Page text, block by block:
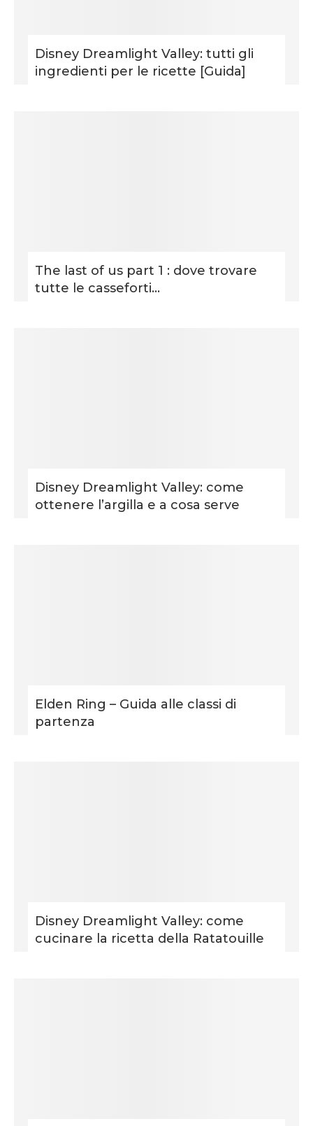
Disney Dreamlight Valley: tutti gli
ingredienti per le ricette [Guida]
The last of us part 1 : dove trovare
tutte le casseforti...
Disney Dreamlight Valley: come
ottenere l’argilla e a cosa serve
Elden Ring – Guida alle classi di
partenza
Disney Dreamlight Valley: come
cucinare la ricetta della Ratatouille